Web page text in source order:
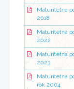
Maturitetna
2018
Maturitetna
2022
Maturitetna
2023
Maturitetna
rok 2004